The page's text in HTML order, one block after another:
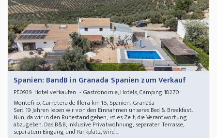
Spanien: BandB in Granada Spanien zum Verkauf
PE0939Hotel verkaufen - Gastronomie, Hotels, Camping 18270
Montefrio, Carretera de Illora km 15, Spanien, Granada
Seit 19 Jahren leben wir von den Einnahmen unseres Bed & Breakfast.
Nun, da wir in den Ruhestand gehen, ist es Zeit, die Verantwortung
abzugeben. Das B&B, inklusive Privatwohnung, separater Terrasse,
separatem Eingang und Parkplatz, wird ...